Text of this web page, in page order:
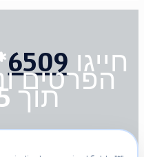
חייגו 6509
הפרטים
תוך 15 דקות